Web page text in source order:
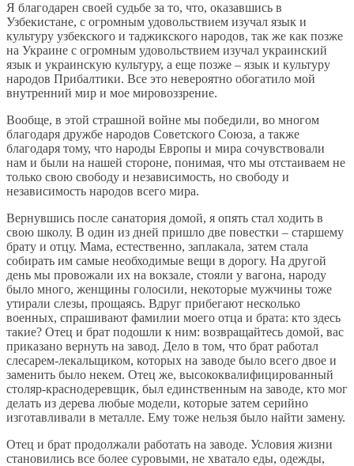
Я благодарен своей судьбе за то, что, оказавшись в
Узбекистане, с огромным удовольствием изучал язык и
культуру узбекского и таджикского народов, так же как позже
на Украине с огромным удовольствием изучал украинский
язык и украинскую культуру, а еще позже – язык и культуру
народов Прибалтики. Все это невероятно обогатило мой
внутренний мир и мое мировоззрение.
Вообще, в этой страшной войне мы победили, во многом
благодаря дружбе народов Советского Союза, а также
благодаря тому, что народы Европы и мира сочувствовали
нам и были на нашей стороне, понимая, что мы отстаиваем не
только свою свободу и независимость, но свободу и
независимость народов всего мира.
Вернувшись после санатория домой, я опять стал ходить в
свою школу. В один из дней пришло две повестки – старшему
брату и отцу. Мама, естественно, заплакала, затем стала
собирать им самые необходимые вещи в дорогу. На другой
день мы провожали их на вокзале, стояли у вагона, народу
было много, женщины голосили, некоторые мужчины тоже
утирали слезы, прощаясь. Вдруг прибегают несколько
военных, спрашивают фамилии моего отца и брата: кто здесь
такие? Отец и брат подошли к ним: возвращайтесь домой, вас
приказано вернуть на завод. Дело в том, что брат работал
слесарем-лекальщиком, которых на заводе было всего двое и
заменить было некем. Отец же, высококвалифицированный
столяр-краснодеревщик, был единственным на заводе, кто мог
делать из дерева любые модели, которые затем серийно
изготавливали в металле. Ему тоже нельзя было найти замену.
Отец и брат продолжали работать на заводе. Условия жизни
становились все более суровыми, не хватало еды, одежды,